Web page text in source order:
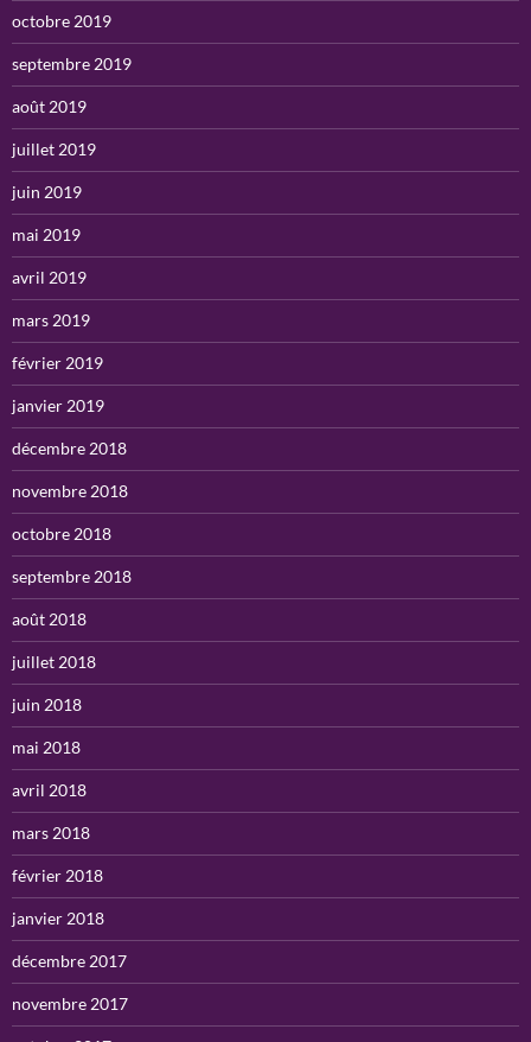
octobre 2019
septembre 2019
août 2019
juillet 2019
juin 2019
mai 2019
avril 2019
mars 2019
février 2019
janvier 2019
décembre 2018
novembre 2018
octobre 2018
septembre 2018
août 2018
juillet 2018
juin 2018
mai 2018
avril 2018
mars 2018
février 2018
janvier 2018
décembre 2017
novembre 2017